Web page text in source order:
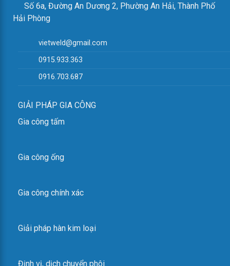
Số 6a, Đường An Dương 2, Phường An Hải, Thành Phố
Hải Phòng
vietweld@gmail.com
0915.933.363
0916.703.687
GIẢI PHÁP GIA CÔNG
Gia công tấm
Gia công ống
Gia công chính xác
Giải pháp hàn kim loại
Định vị, dịch chuyển phôi